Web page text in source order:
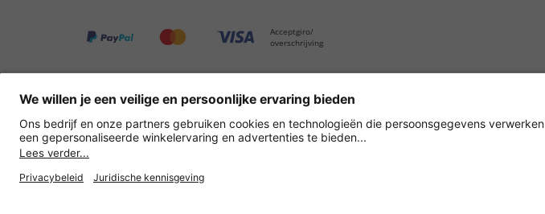
Acceptgiro/
overschrijving
Nederland